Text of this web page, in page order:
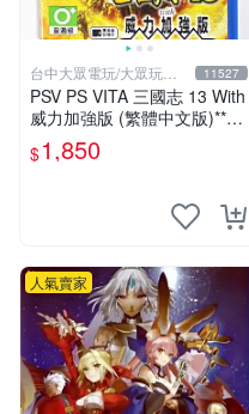
台中大眾電玩/大眾玩具
店
11527
PSV PS VITA 三國志 13 With
威力加強版 (繁體中文版)**
(二手商品)【台中大眾電玩】
$1,850
人氣賣家